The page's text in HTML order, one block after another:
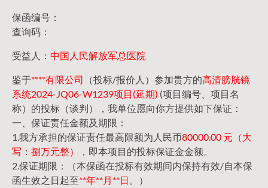
保函编号：
查询码：
受益人： 中国人民解放军总医院
鉴于****有限公司 （投标/报价人）参加贵方的高清膀胱镜
系统2024-JQ06-W1239项目(延期) (项目编号、项目名
称）的投标（谈判），我单位愿向你方提供如下保证：
一、保证责任金额及期限：
1.我方承担的保证责任最高限额为人民币80000.00 元（大
写：捌万元整）
，即本项目的投标保证金金额。
2.保证期限：（本保函在投标有效期间内保持有效/自本保
函生效之日起至**年**月**日 。）